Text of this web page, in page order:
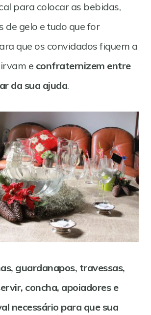
para colocar as bebidas,
de gelo e tudo que for
que os convidados fiquem a
e confraternizem entre
da sua ajuda.
guardanapos, travessas,
concha, apoiadores e
necessário para que sua